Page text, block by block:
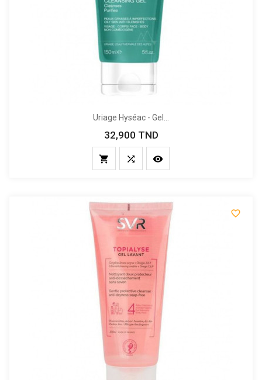
Uriage Hyséac - Gel...
Prix
32,900 TND
  
